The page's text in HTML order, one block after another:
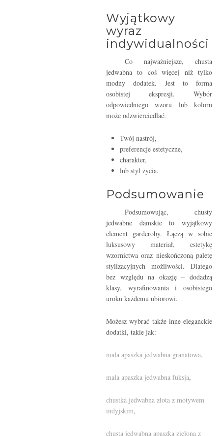
Wyjątkowy
wyraz
indywidualności
Co najważniejsze, chusta
jedwabna to coś więcej niż tylko
modny dodatek. Jest to forma
osobistej ekspresji. Wybór
odpowiedniego wzoru lub koloru
może odzwierciedlać:
Twój nastrój,
preferencje estetyczne,
charakter,
lub styl życia.
Podsumowanie
Podsumowując, chusty
jedwabne damskie to wyjątkowy
element garderoby. Łączą w sobie
luksusowy materiał, estetykę
wzornictwa oraz nieskończoną paletę
stylizacyjnych możliwości. Dlatego
bez względu na okazję – dodadzą
klasy, wyrafinowania i osobistego
uroku każdemu ubiorowi.
Możesz wybrać także inne eleganckie
dodatki, takie jak:
mała apaszka jedwabna granatowa,
mała apaszka jedwabna fuksja,
chustka jedwabna złota z motywem
indyjskim,
chusta jedwabna apaszka zielona z